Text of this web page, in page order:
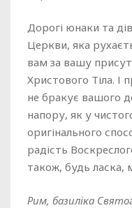
Дорогі юнаки та
Церкви, яка
вам за вашу
Христового Тіла. І
не бракує вашого
напору, як у
оригінального
радість
також, будь ласка,
Рим, базиліка